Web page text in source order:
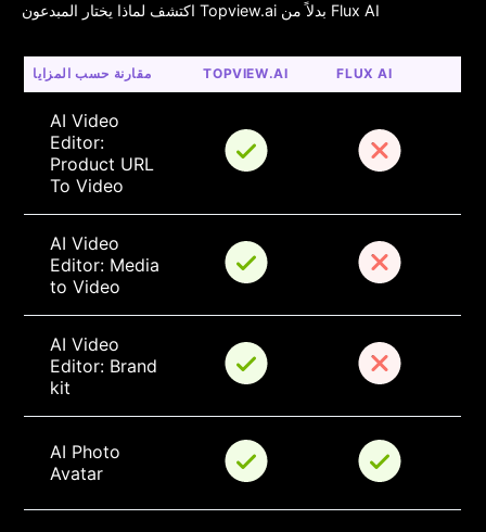
اكتشف لماذا يختار المبدعون Topview.ai بدلاً من Flux AI
مقارنة حسب المزايا TOPVIEW.AI FLUX AI
AI Video
Editor:
Product URL
To Video
AI Video
Editor: Media
to Video
AI Video
Editor: Brand
kit
AI Photo
Avatar